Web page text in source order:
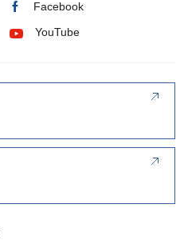
Facebook
YouTube